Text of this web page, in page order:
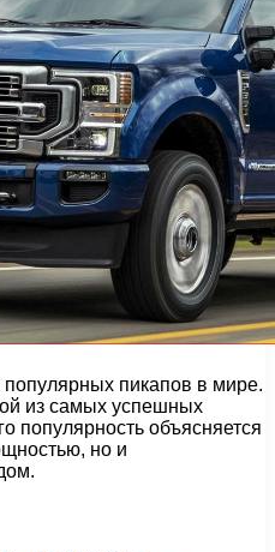
пикапов в мире.
из самых успешных
популярность объясняется
но и